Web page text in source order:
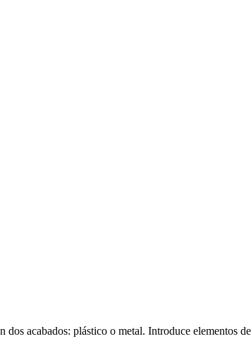
dos acabados: plástico o metal. Introduce elementos